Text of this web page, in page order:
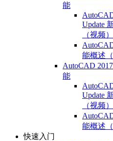
能
Update
（视频）
能概述（
AutoCAD
能
Update
（视频）
能概述（
快速入门